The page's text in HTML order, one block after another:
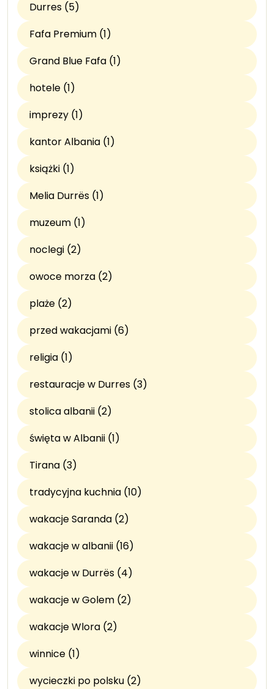
Durres (5)
Fafa Premium (1)
Grand Blue Fafa (1)
hotele (1)
imprezy (1)
kantor Albania (1)
książki (1)
Melia Durrës (1)
muzeum (1)
noclegi (2)
owoce morza (2)
plaże (2)
przed wakacjami (6)
religia (1)
restauracje w Durres (3)
stolica albanii (2)
święta w Albanii (1)
Tirana (3)
tradycyjna kuchnia (10)
wakacje Saranda (2)
wakacje w albanii (16)
wakacje w Durrës (4)
wakacje w Golem (2)
wakacje Wlora (2)
winnice (1)
wycieczki po polsku (2)